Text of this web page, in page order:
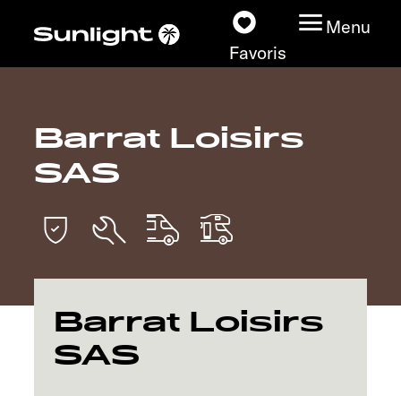
Favoris
Menu
Nos modèles
Recherchez votre
Nos concessionnaires
Découvrir
Barrat Loisirs
SAS
Barrat Loisirs
SAS